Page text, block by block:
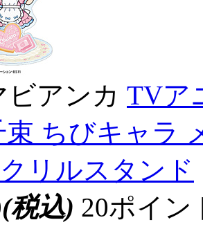
ビアンカ TVア
束 ちびキャラ
リルスタンド
(税込) 20ポイ